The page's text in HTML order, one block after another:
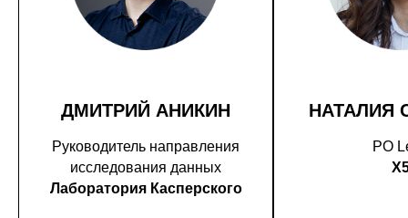
ДМИТРИЙ АНИКИН
Руководитель направления
исследования данных
Лаборатория Касперского
НАТАЛИЯ
PO